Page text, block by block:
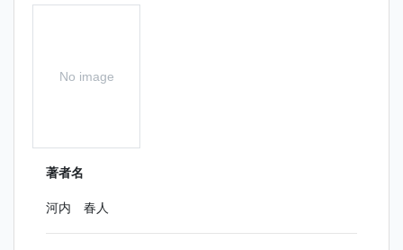
No image
著者名
河内 春人